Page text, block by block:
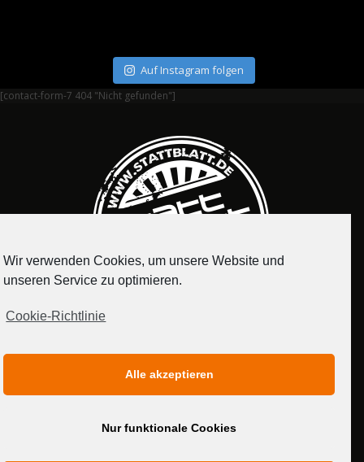
Auf Instagram folgen
[contact-form-7 404 "Nicht gefunden"]
MEDIADATEN
Wir verwenden Cookies, um unsere Website und
unseren Service zu optimieren.
Cookie-Richtlinie
Alle akzeptieren
Nur funktionale Cookies